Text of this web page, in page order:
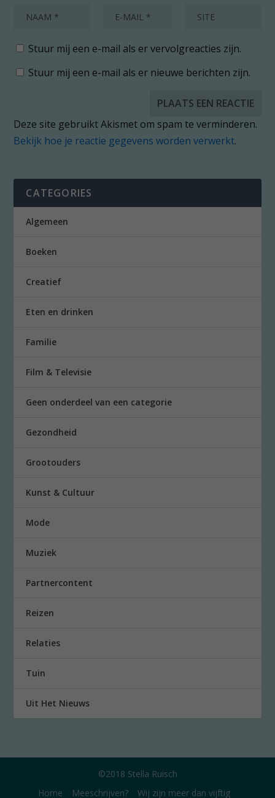
Stuur mij een e-mail als er vervolgreacties zijn.
Stuur mij een e-mail als er nieuwe berichten zijn.
Deze site gebruikt Akismet om spam te verminderen.
Bekijk hoe je reactie gegevens worden verwerkt.
CATEGORIES
Algemeen
Boeken
Creatief
Eten en drinken
Familie
Film & Televisie
Geen onderdeel van een categorie
Gezondheid
Grootouders
Kunst & Cultuur
Mode
Muziek
Partnercontent
Reizen
Relaties
Tuin
Uit Het Nieuws
©2018 Stella Ruisch
Home
Meeschrijven? Wij zijn meer dan vijftig